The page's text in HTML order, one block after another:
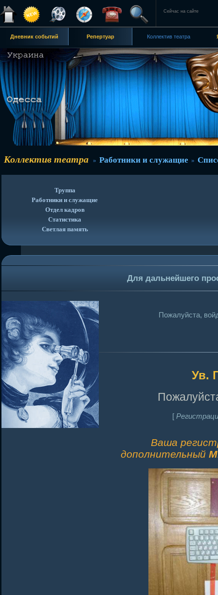
Сейчас на сайте
Дневник событий Репертуар Коллектив театра
Коллектив театра » Работники и служащие »
Труппа
Работники и служащие
Отдел кадров
Статистика
Светлая память
Для дальнейшего
Пожалуйста,
Ув.
[
Ваша
дополнительный